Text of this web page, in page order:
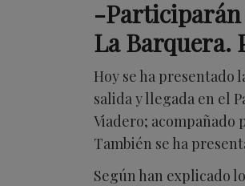
-Participarán
La Barquera.
Hoy se ha presentado
salida y llegada en el
Viadero; acompañado
También se ha
Según han explicado